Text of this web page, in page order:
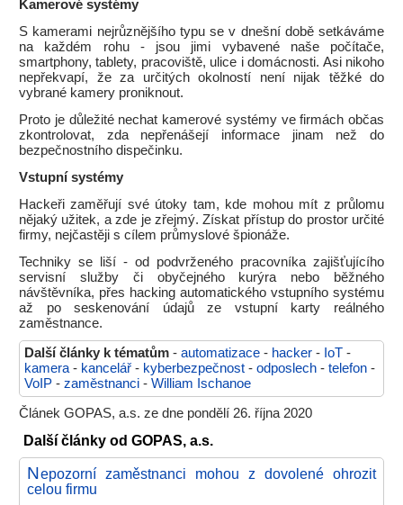
Kamerové systémy
S kamerami nejrůznějšího typu se v dnešní době setkáváme
na každém rohu - jsou jimi vybavené naše počítače,
smartphony, tablety, pracoviště, ulice i domácnosti. Asi nikoho
nepřekvapí, že za určitých okolností není nijak těžké do
vybrané kamery proniknout.
Proto je důležité nechat kamerové systémy ve firmách občas
zkontrolovat, zda nepřenášejí informace jinam než do
bezpečnostního dispečinku.
Vstupní systémy
Hackeři zaměřují své útoky tam, kde mohou mít z průlomu
nějaký užitek, a zde je zřejmý. Získat přístup do prostor určité
firmy, nejčastěji s cílem průmyslové špionáže.
Techniky se liší - od podvrženého pracovníka zajišťujícího
servisní služby či obyčejného kurýra nebo běžného
návštěvníka, přes hacking automatického vstupního systému
až po seskenování údajů ze vstupní karty reálného
zaměstnance.
Další články k tématům - automatizace - hacker - IoT -
kamera - kancelář - kyberbezpečnost - odposlech - telefon -
VoIP - zaměstnanci - William Ischanoe
Článek GOPAS, a.s. ze dne pondělí 26. října 2020
Další články od GOPAS, a.s.
Nepozorní zaměstnanci mohou z dovolené ohrozit
celou firmu